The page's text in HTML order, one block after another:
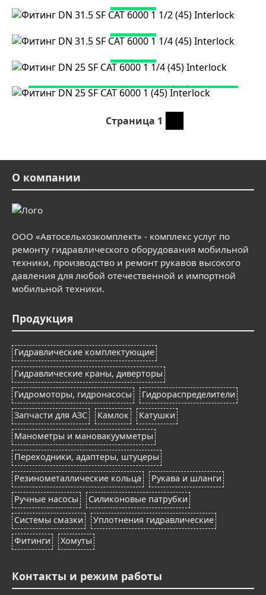
Фитинг DN 31.5 SF CAT 6000 1 1/4 (45)
Фитинг DN 25 SF CAT 6000 1 1/4 (45)
Страница 1
О компании
ООО «Автосельхозкомплект» - комплекс услуг по
ремонту гидравлического оборудования мобильной
техники, производство и ремонт рукавов высокого
давления для любой отечественной и импортной
мобильной техники.
Продукция
Гидравлические комплектующие
Гидравлические краны, диверторы
Гидромоторы, гидронасосы
Гидрораспределители
Запчасти для АЗС
Камлок
Катушки
Манометры и мановакуумметры
Переходники, адаптеры, штуцеры
Резинометаллические кольца
Рукава и шланги
Ручные насосы
Силиконовые патрубки
Системы смазки
Уплотнения гидравлические
Фитинги
Хомуты
Контакты и режим работы